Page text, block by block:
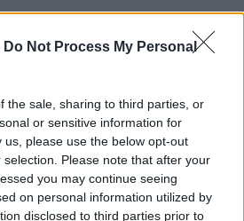
Do Not Process My Personal
the sale, sharing to third parties, or
or sensitive information for
please use the below opt-out
Please note that after your
you may continue seeing
on personal information utilized by
disclosed to third parties prior to
Gyilkosság a Garda-tónál 12.
a fiatal lányokat 13. rész